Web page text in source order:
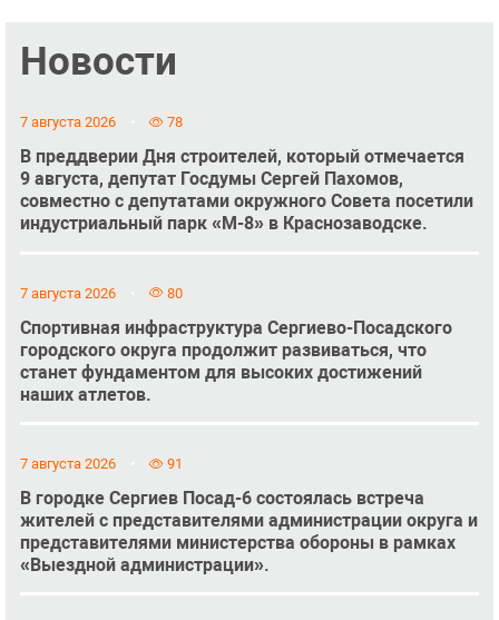
Новости
7 августа 2026 78
В преддверии Дня строителей, который отмечается
9 августа, депутат Госдумы Сергей Пахомов,
совместно с депутатами окружного Совета посетили
индустриальный парк «М-8» в Краснозаводске.
7 августа 2026 80
Спортивная инфраструктура Сергиево-Посадского
городского округа продолжит развиваться, что
станет фундаментом для высоких достижений
наших атлетов.
7 августа 2026 91
В городке Сергиев Посад-6 состоялась встреча
жителей с представителями администрации округа и
представителями министерства обороны в рамках
«Выездной администрации».